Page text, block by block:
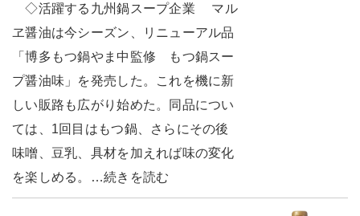
◇活躍する九州鍋スープ企業 マル
ヱ醤油は今シーズン、リニューアル品
「博多もつ鍋やま中監修 もつ鍋スー
プ醤油味」を発売した。これを機に新
しい販路も広がり始めた。同品につい
ては、1回目はもつ鍋、さらにその後
味噌、豆乳、具材を加えれば味の変化
を楽しめる。…続きを読む